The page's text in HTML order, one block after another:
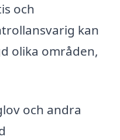
och
kan
olika områden,
och andra